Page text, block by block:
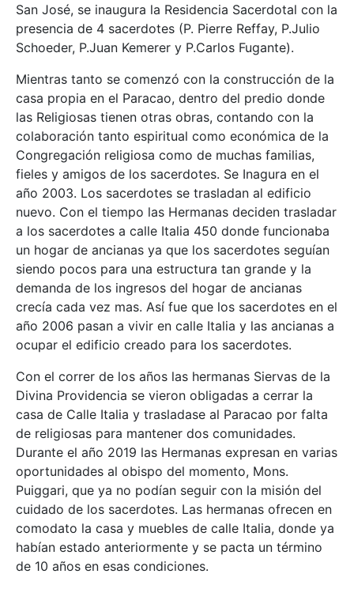
San José, se inaugura la Residencia Sacerdotal con la
presencia de 4 sacerdotes (P. Pierre Reffay, P.Julio
Schoeder, P.Juan Kemerer y P.Carlos Fugante).
Mientras tanto se comenzó con la construcción de la
casa propia en el Paracao, dentro del predio donde
las Religiosas tienen otras obras, contando con la
colaboración tanto espiritual como económica de la
Congregación religiosa como de muchas familias,
fieles y amigos de los sacerdotes. Se Inagura en el
año 2003. Los sacerdotes se trasladan al edificio
nuevo. Con el tiempo las Hermanas deciden trasladar
a los sacerdotes a calle Italia 450 donde funcionaba
un hogar de ancianas ya que los sacerdotes seguían
siendo pocos para una estructura tan grande y la
demanda de los ingresos del hogar de ancianas
crecía cada vez mas. Así fue que los sacerdotes en el
año 2006 pasan a vivir en calle Italia y las ancianas a
ocupar el edificio creado para los sacerdotes.
Con el correr de los años las hermanas Siervas de la
Divina Providencia se vieron obligadas a cerrar la
casa de Calle Italia y trasladase al Paracao por falta
de religiosas para mantener dos comunidades.
Durante el año 2019 las Hermanas expresan en varias
oportunidades al obispo del momento, Mons.
Puiggari, que ya no podían seguir con la misión del
cuidado de los sacerdotes. Las hermanas ofrecen en
comodato la casa y muebles de calle Italia, donde ya
habían estado anteriormente y se pacta un término
de 10 años en esas condiciones.